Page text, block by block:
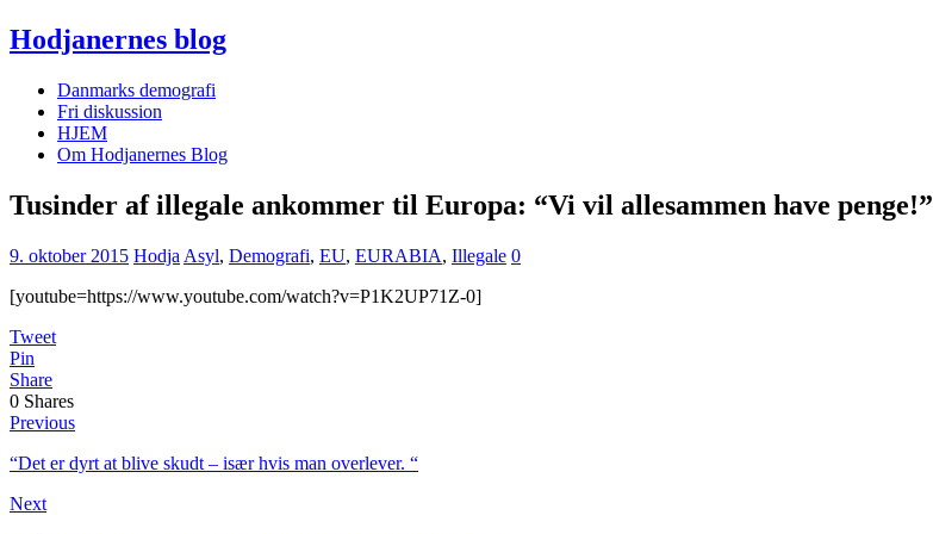
Hodjanernes blog
Danmarks demografi
Fri diskussion
HJEM
Om Hodjanernes Blog
Tusinder af illegale ankommer til Europa: “Vi vil allesammen have penge!”
9. oktober 2015 Hodja Asyl, Demografi, EU, EURABIA, Illegale 0
[youtube=https://www.youtube.com/watch?v=P1K2UP71Z-0]
Tweet
Pin
Share
0 Shares
Previous
“Det er dyrt at blive skudt – især hvis man overlever. “
Next